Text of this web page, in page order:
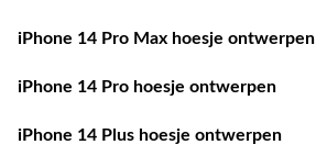
iPhone 14 Pro Max hoesje ontwerpen
iPhone 14 Pro hoesje ontwerpen
iPhone 14 Plus hoesje ontwerpen